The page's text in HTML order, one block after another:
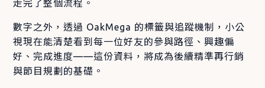
走完了整個流程。
數字之外，透過 OakMega 的標籤與追蹤機制，小公
視現在能清楚看到每一位好友的參與路徑、興趣偏
好、完成進度——這份資料，將成為後續精準再行銷
與節目規劃的基礎。